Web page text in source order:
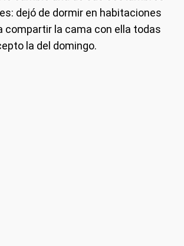
dejó de dormir en habitaciones
compartir la cama con ella todas
la del domingo.